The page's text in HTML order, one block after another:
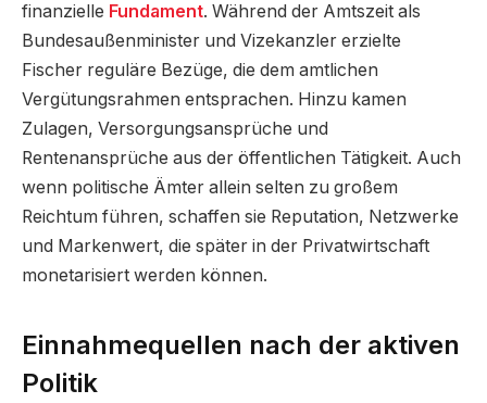
finanzielle Fundament. Während der Amtszeit als
Bundesaußenminister und Vizekanzler erzielte
Fischer reguläre Bezüge, die dem amtlichen
Vergütungsrahmen entsprachen. Hinzu kamen
Zulagen, Versorgungsansprüche und
Rentenansprüche aus der öffentlichen Tätigkeit. Auch
wenn politische Ämter allein selten zu großem
Reichtum führen, schaffen sie Reputation, Netzwerke
und Markenwert, die später in der Privatwirtschaft
monetarisiert werden können.
Einnahmequellen nach der aktiven
Politik